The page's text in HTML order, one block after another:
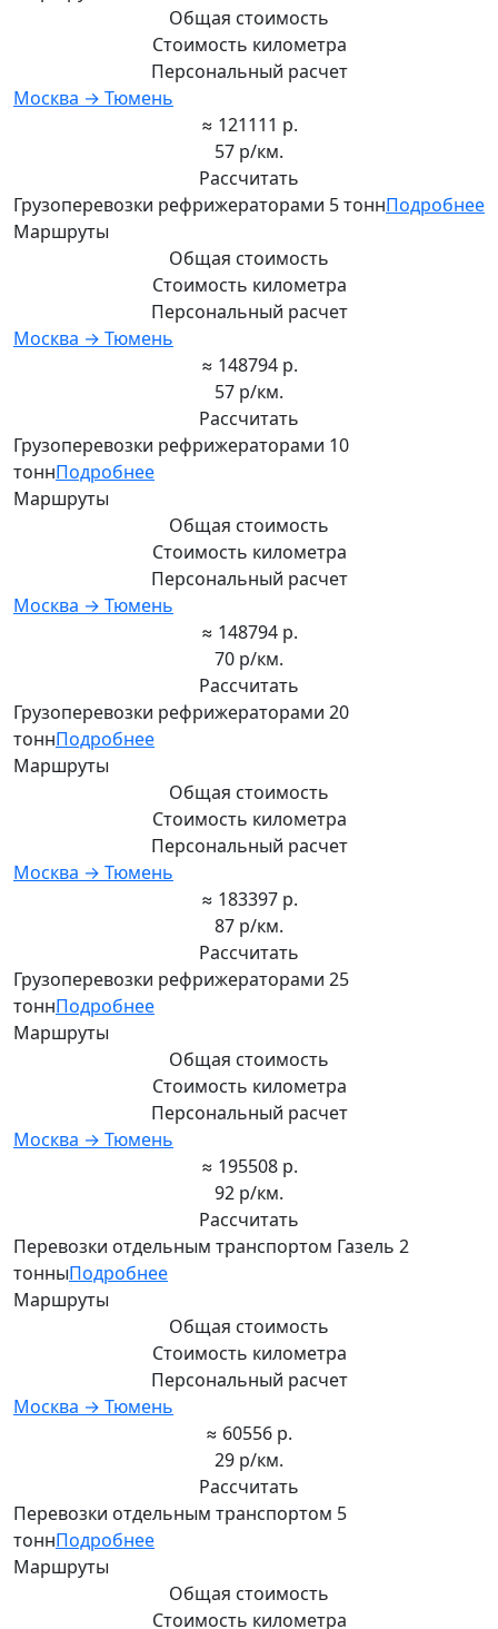
Общая стоимость
Стоимость километра
Персональный расчет
Москва → Тюмень
≈ 121111 р.
57 р/км.
Рассчитать
Грузоперевозки рефрижераторами 5 тоннПодробнее
Маршруты
Общая стоимость
Стоимость километра
Персональный расчет
Москва → Тюмень
≈ 148794 р.
57 р/км.
Рассчитать
Грузоперевозки рефрижераторами 10
тоннПодробнее
Маршруты
Общая стоимость
Стоимость километра
Персональный расчет
Москва → Тюмень
≈ 148794 р.
70 р/км.
Рассчитать
Грузоперевозки рефрижераторами 20
тоннПодробнее
Маршруты
Общая стоимость
Стоимость километра
Персональный расчет
Москва → Тюмень
≈ 183397 р.
87 р/км.
Рассчитать
Грузоперевозки рефрижераторами 25
тоннПодробнее
Маршруты
Общая стоимость
Стоимость километра
Персональный расчет
Москва → Тюмень
≈ 195508 р.
92 р/км.
Рассчитать
Перевозки отдельным транспортом Газель 2
тонныПодробнее
Маршруты
Общая стоимость
Стоимость километра
Персональный расчет
Москва → Тюмень
≈ 60556 р.
29 р/км.
Рассчитать
Перевозки отдельным транспортом 5
тоннПодробнее
Маршруты
Общая стоимость
Стоимость километра